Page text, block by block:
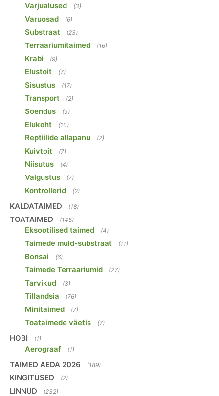
Varjualused (3)
Varuosad (6)
Substraat (23)
Terraariumitaimed (16)
Krabi (9)
Elustoit (7)
Sisustus (17)
Transport (2)
Soendus (3)
Elukoht (10)
Reptiilide allapanu (2)
Kuivtoit (7)
Niisutus (4)
Valgustus (7)
Kontrollerid (2)
KALDATAIMED (18)
TOATAIMED (145)
Eksootilised taimed (4)
Taimede muld-substraat (11)
Bonsai (6)
Taimede Terraariumid (27)
Tarvikud (3)
Tillandsia (76)
Minitaimed (7)
Toataimede väetis (7)
HOBI (1)
Aerograaf (1)
TAIMED AEDA 2026 (189)
KINGITUSED (2)
LINNUD (232)